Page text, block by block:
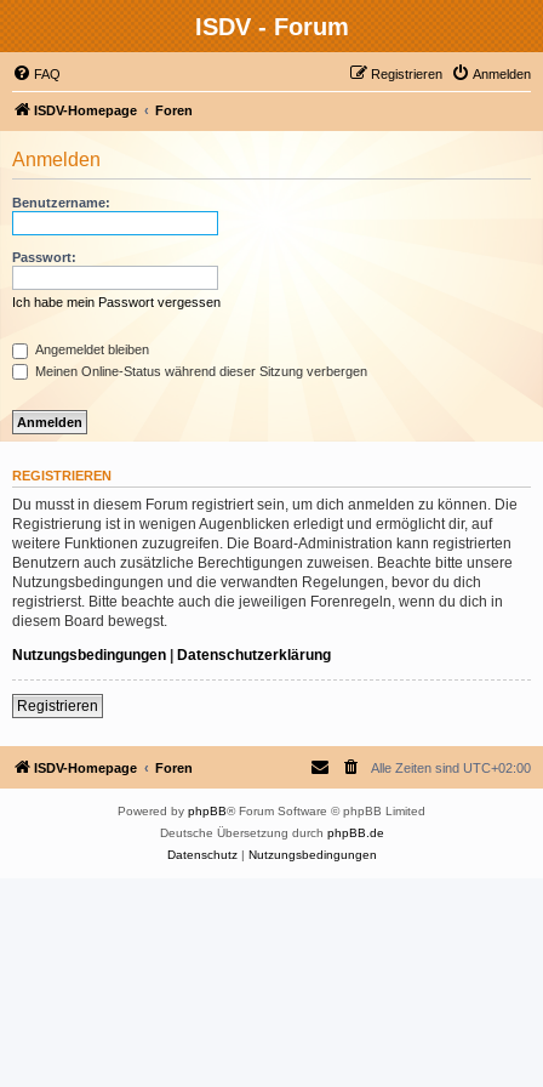
ISDV - Forum
FAQ Anmelden
Registrieren
ISDV-Homepage Foren
Anmelden
Benutzername:
Passwort:
Ich habe mein Passwort vergessen
Angemeldet bleiben
Meinen Online-Status während dieser Sitzung verbergen
REGISTRIEREN
Du musst in diesem Forum registriert sein, um dich anmelden zu können. Die
Registrierung ist in wenigen Augenblicken erledigt und ermöglicht dir, auf
weitere Funktionen zuzugreifen. Die Board-Administration kann registrierten
Benutzern auch zusätzliche Berechtigungen zuweisen. Beachte bitte unsere
Nutzungsbedingungen und die verwandten Regelungen, bevor du dich
registrierst. Bitte beachte auch die jeweiligen Forenregeln, wenn du dich in
diesem Board bewegst.
Nutzungsbedingungen | Datenschutzerklärung
Registrieren
ISDV-Homepage Foren Alle Zeiten sind UTC+02:00
Powered by phpBB® Forum Software © phpBB Limited
Deutsche Übersetzung durch phpBB.de
Datenschutz| Nutzungsbedingungen